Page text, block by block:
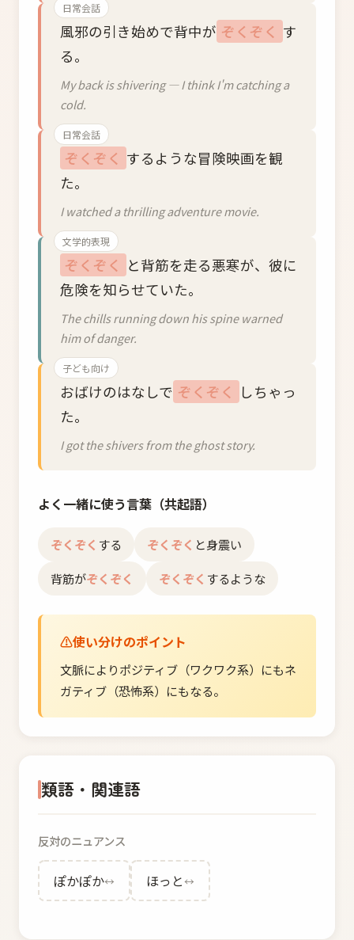
日常会話
風邪の引き始めで背中が ぞくぞく す
る。
My back is shivering — I think I'm catching a
cold.
日常会話
ぞくぞく するような冒険映画を観
た。
I watched a thrilling adventure movie.
文学的表現
ぞくぞく と背筋を走る悪寒が、彼に
危険を知らせていた。
The chills running down his spine warned
him of danger.
子ども向け
おばけのはなしで ぞくぞく しちゃっ
た。
I got the shivers from the ghost story.
よく一緒に使う言葉（共起語）
ぞくぞく する ぞくぞく と身震い
背筋がぞくぞく ぞくぞく するような
使い分けのポイント
文脈によりポジティブ（ワクワク系）にもネ
ガティブ（恐怖系）にもなる。
類語・関連語
反対のニュアンス
ぽかぽか↔ ほっと↔